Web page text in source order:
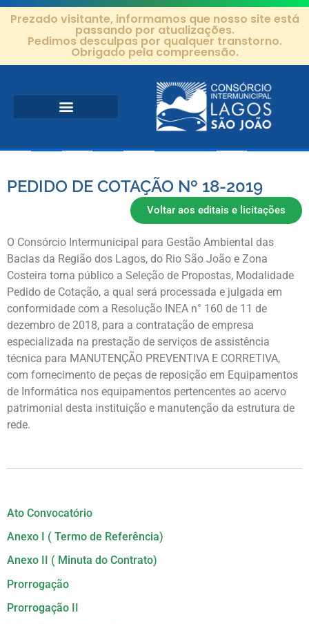
Prezado visitante, informamos que nosso site está
passando por atualizações.
Pedimos desculpas por qualquer transtorno.
Obrigado pela compreensão.
PEDIDO DE COTAÇÃO Nº 18-2019
Voltar aos editais e licitações
O Consórcio Intermunicipal para Gestão Ambiental das
Bacias da Região dos Lagos, do Rio São João e Zona
Costeira torna público a Seleção de Propostas, Modalidade
Pedido de Cotação, a qual será processada e julgada em
conformidade com a Resolução INEA n° 160 de 11 de
dezembro de 2018, para a contratação de empresa
especializada na prestação de serviços de assistência
técnica para MANUTENÇÃO PREVENTIVA E CORRETIVA,
com fornecimento de peças de reposição em Equipamentos
de Informática nos equipamentos pertencentes ao acervo
patrimonial desta instituição e manutenção da estrutura de
rede.
Ato Convocatório
Anexo I ( Termo de Referência)
Anexo II ( Minuta do Contrato)
Prorrogação
Prorrogação II